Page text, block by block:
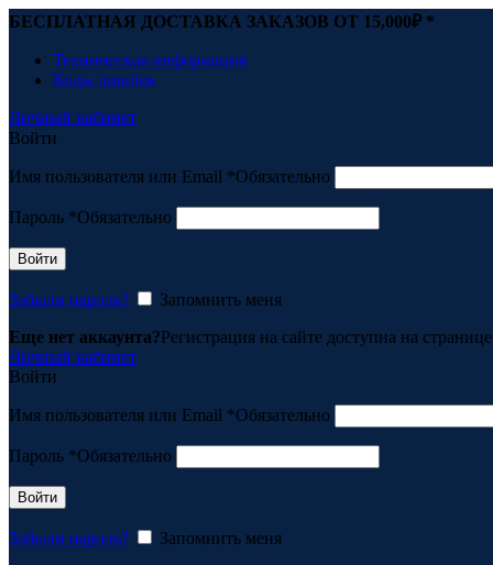
БЕСПЛАТНАЯ ДОСТАВКА ЗАКАЗОВ ОТ 15,000₽ *
Техническая информация
Коды ошибок
Личный кабинет
Войти
Имя пользователя или Email *Обязательно
Пароль *Обязательно
Войти
Забыли пароль?
Запомнить меня
Еще нет аккаунта?Регистрация на сайте доступна на
Личный кабинет
Войти
Имя пользователя или Email *Обязательно
Пароль *Обязательно
Войти
Забыли пароль?
Запомнить меня